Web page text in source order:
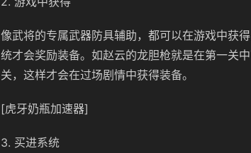
像武将的专属武器防具辅助，都可以在游戏中获
统才会奖励装备。如赵云的龙胆枪就是在第一关
关，这样才会在过场剧情中获得装备。
[虎牙奶瓶加速器]
3. 买进系统